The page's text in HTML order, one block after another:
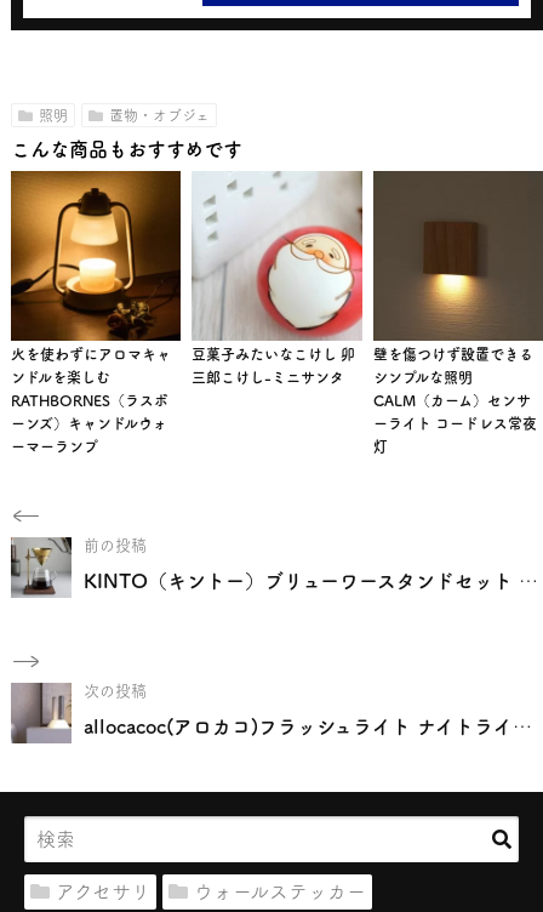
照明 置物・オブジェ
こんな商品もおすすめです
火を使わずにアロマキャ
ンドルを楽しむ
RATHBORNES（ラスボ
ーンズ）キャンドルウォ
ーマーランプ
豆菓子みたいなこけし 卯
三郎こけし-ミニサンタ
壁を傷つけず設置できる
シンプルな照明
CALM（カーム）センサ
ーライト コードレス常夜
灯
前の投稿
KINTO（キントー）ブリューワースタンドセット 4cups
次の投稿
allocacoc(アロカコ)フラッシュライト ナイトライト リチャージ
アクセサリ ウォールステッカー